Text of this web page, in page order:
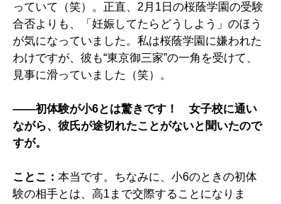
っていて（笑）。正直、2月1日の桜蔭学園の受験
合否よりも、「妊娠してたらどうしよう」のほう
が気になっていました。私は桜蔭学園に嫌われた
わけですが、彼も“東京御三家”の一角を受けて、
見事に滑っていました（笑）。
――初体験が小6とは驚きです！ 女子校に通い
ながら、彼氏が途切れたことがないと聞いたので
すが。
ことこ： 本当です。ちなみに、小6のときの初体
験の相手とは、高1まで交際することになりま